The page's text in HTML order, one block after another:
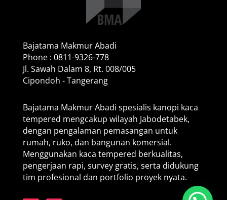
Bajatama Makmur Abadi
Phone : 0811-9326-778
Jl. Sawah Dalam 8, Rt. 008/005
Cipondoh - Tangerang
Bajatama Makmur Abadi spesialis kanopi kaca
tempered mengcakup wilayah Jabodetabek,
dengan pengalaman pemasangan untuk
rumah, ruko, dan bangunan komersial.
Menggunakan kaca tempered berkualitas,
pengerjaan rapi, survey gratis, serta didukung
tim profesional dan portfolio proyek nyata.